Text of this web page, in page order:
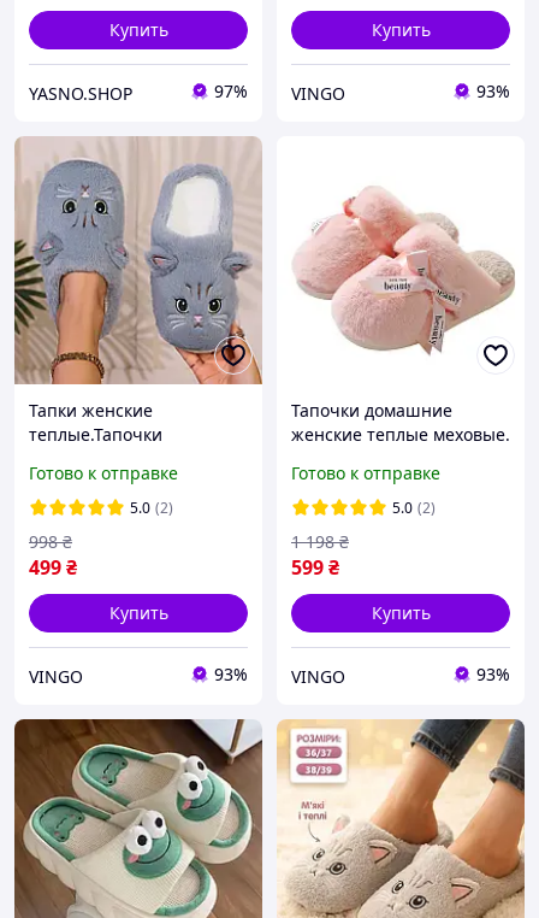
Купить
YASNO.SHOP 97%
Купить
VINGO 93%
Тапки женские
теплые.Тапочки
женские Котик. Тапки
зимние 38-39 размер
(серые)
Готово к отправке
5.0 (2)
499₴
998 ₴
Купить
VINGO 93%
Тапочки домашние
женские теплые меховые.
бантиками, 38-39 р.
(розовые)
Готово к отправке
5.0 (2)
599₴
1 198 ₴
Купить
VINGO 93%